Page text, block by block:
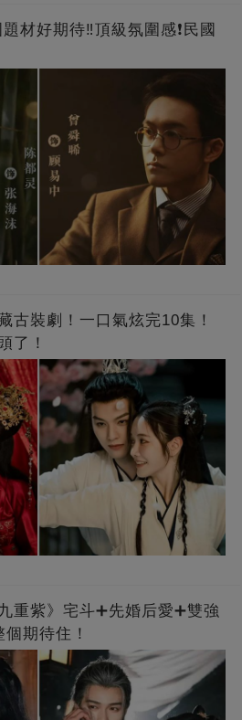
材好期待‼️頂級氛圍感❗️民國
古裝劇！一口氣炫完10集！
了！
重紫》宅斗➕先婚后愛➕雙強
期待住！